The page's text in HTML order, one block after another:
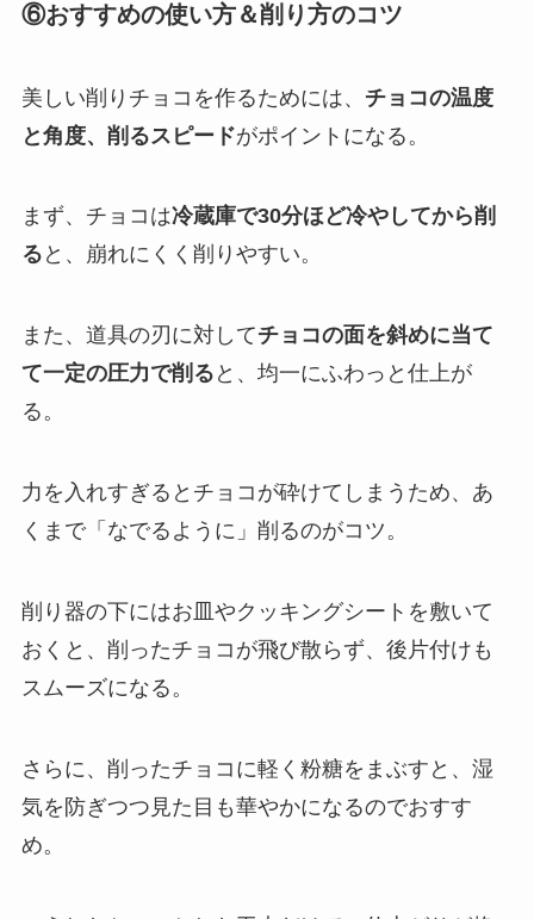
⑥おすすめの使い方＆削り方のコツ
美しい削りチョコを作るためには、 チョコの温度
と角度、削るスピードがポイントになる。
まず、チョコは冷蔵庫で30分ほど冷やしてから削
る と、崩れにくく削りやすい。
また、道具の刃に対してチョコの面を斜めに当て
て一定の圧力で削る と、均一にふわっと仕上が
る。
力を入れすぎるとチョコが砕けてしまうため、あ
くまで「なでるように」削るのがコツ。
削り器の下にはお皿やクッキングシートを敷いて
おくと、削ったチョコが飛び散らず、後片付けも
スムーズになる。
さらに、削ったチョコに軽く粉糖をまぶすと、湿
気を防ぎつつ見た目も華やかになるのでおすす
め。